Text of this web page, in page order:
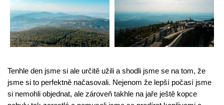
Tenhle den jsme si ale určitě užili a shodli jsme se na tom, že
jsme si to perfektně načasovali. Nejenom že lepší počasí jsme
si nemohli objednat, ale zároveň takhle na jaře ještě kopce